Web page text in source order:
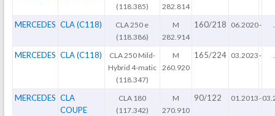
(118.385)
282.814
MERCEDES CLA (C118)
CLA 250 e
(118.386)
M
282.914
160/218 06.2020-
MERCEDES CLA (C118)
CLA 250 Mild-
Hybrid 4-matic
(118.347)
M
260.920
165/224 03.2023-
MERCEDES CLA
COUPE
CLA 180
(117.342)
M
270.910
90/122 01.2013-